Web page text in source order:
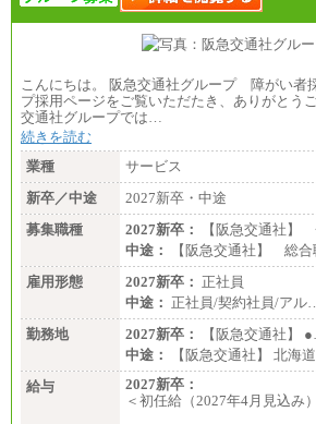
こんにちは。 阪急交通社グループ 障がい者
プ採用ページをご覧いただたき、ありがとう
交通社グループでは…
続きを読む
業種
サービス
新卒／中途
2027新卒・中途
募集職種
2027新卒：
【阪急交通社
中途：
【阪急交通社】 総
雇用形態
2027新卒： 正社員
中途： 正社員/契約社員/アル
勤務地
2027新卒：
【阪急交通社】
中途：
【阪急交通社】 北海
給与
2027新卒：
＜初任給（2027年4月見込み